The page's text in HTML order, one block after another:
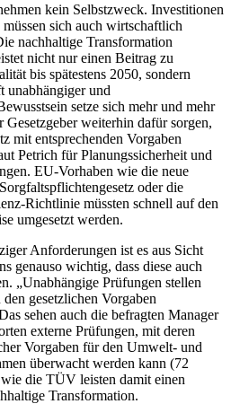
kein Selbstzweck. Investitionen
sich auch wirtschaftlich
nachhaltige Transformation
nicht nur einen Beitrag zu
bis spätestens 2050, sondern
unabhängiger und
setze sich mehr und mehr
weiterhin dafür sorgen,
mit entsprechenden Vorgaben
Petrich für Planungssicherheit und
EU-Vorhaben wie die neue
oder die
Richtlinie müssten schnell auf den
umgesetzt werden.
Anforderungen ist es aus Sicht
genauso wichtig, dass diese auch
„Unabhängige Prüfungen stellen
gesetzlichen Vorgaben
sehen auch die befragten Manager
externe Prüfungen, mit deren
Vorgaben für den Umwelt- und
überwacht werden kann (72
die TÜV leisten damit einen
Transformation.